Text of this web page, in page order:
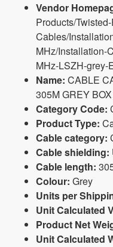
Vendor
Products/
Cables/
MHz/Installation-
MHz-LSZH-grey-
Name: CABLE
305M GREY
Category Code:
Product Type:
Cable category:
Cable shielding:
Cable length:
Colour: Grey
Units per
Unit Calculated
Product Net
Unit Calculated